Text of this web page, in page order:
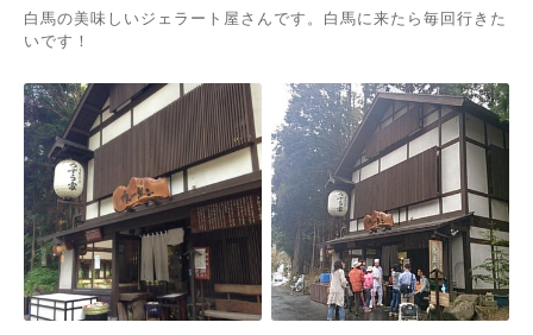
白馬の美味しいジェラート屋さんです。白馬に来たら毎回行きた
いです！